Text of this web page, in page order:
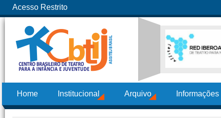
Acesso Restrito
Home Institucional Arquivo